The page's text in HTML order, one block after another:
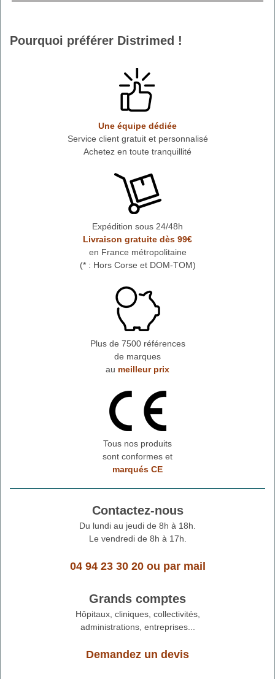
Pourquoi préférer Distrimed !
Une équipe dédiée
Service client gratuit et personnalisé
Achetez en toute tranquillité
Expédition sous 24/48h
Livraison gratuite dès 99€
en France métropolitaine
(* : Hors Corse et DOM-TOM)
Plus de 7500 références
de marques
au meilleur prix
Tous nos produits
sont conformes et
marqués CE
Contactez-nous
Du lundi au jeudi de 8h à 18h.
Le vendredi de 8h à 17h.
04 94 23 30 20ou par mail
Grands comptes
Hôpitaux, cliniques, collectivités,
administrations, entreprises...
Demandez un devis